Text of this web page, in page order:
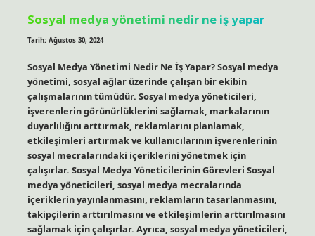
Sosyal medya yönetimi nedir ne iş yapar
Tarih: Ağustos 30, 2024
Sosyal Medya Yönetimi Nedir Ne İş Yapar? Sosyal medya
yönetimi, sosyal ağlar üzerinde çalışan bir ekibin
çalışmalarının tümüdür. Sosyal medya yöneticileri,
işverenlerin görünürlüklerini sağlamak, markalarının
duyarlılığını arttırmak, reklamlarını planlamak,
etkileşimleri artırmak ve kullanıcılarının işverenlerinin
sosyal mecralarındaki içeriklerini yönetmek için
çalışırlar. Sosyal Medya Yöneticilerinin Görevleri Sosyal
medya yöneticileri, sosyal medya mecralarında
içeriklerin yayınlanmasını, reklamların tasarlanmasını,
takipçilerin arttırılmasını ve etkileşimlerin arttırılmasını
sağlamak için çalışırlar. Ayrıca, sosyal medya yöneticileri,